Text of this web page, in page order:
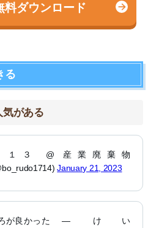
料ダウンロード
る
気がある
１３ @ 産業廃棄物
January 21, 2023
が良かった
— けい